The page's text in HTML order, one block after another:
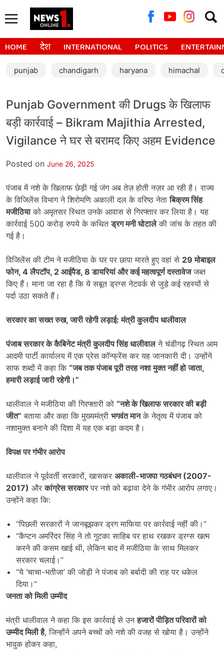
for:
HOME देश INTERNATIONAL POLITICS
punjab chandigarh haryana himachal
Punjab Government की Drugs के खिलाफ
बड़ी कार्रवाई – Bikram Majithia Arrested,
Vigilance ने घर से बरामद किए अहम Evidence
Posted on June 26, 2025
पंजाब में नशे के खिलाफ छेड़ी गई जंग अब तेज़ होती नज़र आ रही है। राज्य
के विजिलेंस विभाग ने शिरोमणि अकाली दल के वरिष्ठ नेताबिक्रम सिंह
मजीठियाको अमृतसर स्थित उनके आवास से गिरफ्तार कर लिया है। यह
कार्रवाई 500 करोड़ रुपये के कथितड्रग मनी घोटालेकी जांच के तहत की
गई है।
विजिलेंस की टीम ने मजीठिया के घर पर छापा मारते हुए वहां से 29मोबाइल
फोन, 4लैपटॉप, 2 आईपैड, 8डायरियां और कई महत्वपूर्ण दस्तावेजजब्त
किए हैं। माना जा रहा है कि ये सबूत ड्रग्स नेटवर्क से जुड़े कई रहस्यों से
पर्दा उठा सकते हैं।
सरकार का सख्त रुख,जारी रहेगी लड़ाई: मंत्री कुलदीप धालीवाल
पंजाब सरकार के कैबिनेट मंत्री कुलदीप सिंह धालीवालने चंडीगढ़ स्थित आम
आदमी पार्टी कार्यालय में एक प्रेस कॉन्फ्रेंस कर यह जानकारी दी। उन्होंने
साफ शब्दों में कहा कि “जब तक पंजाब पूरी तरह नशा मुक्त नहीं हो जाता,
हमारी लड़ाई जारी रहेगी।”
धालीवाल ने मजीठिया की गिरफ्तारी को “नशे के खिलाफ सरकार की बड़ी
जीत” बताया और कहा कि मुख्यमंत्री भगवंत मानके नेतृत्व में पंजाब को
नशामुक्त बनाने की दिशा में यह एक बड़ा कदम है।
विपक्ष पर गंभीर आरोप
धालीवाल ने पूर्ववर्ती सरकारों, खासकर अकाली-भाजपा गठबंधन (2007-
2017) औरकांग्रेस सरकारपर नशे को बढ़ावा देने के गंभीर आरोप लगाए।
उन्होंने कहा कि:
“पिछली सरकारों ने जानबूझकर ड्रग माफिया पर कार्रवाई नहीं की।”
“कैप्टन अमरिंदर सिंह ने तो गुटका साहिब पर हाथ रखकर ड्रग्स खत्म
करने की कसम खाई थी, लेकिन बाद में मजीठिया के साथ मिलकर
सरकार चलाई।”
“ये ‘चाचा-भतीजा’ की जोड़ी ने पंजाब को बर्बादी की राह पर धकेल
दिया।”
जनता को मिली उम्मीद
मंत्री धालीवाल ने कहा कि इस कार्रवाई से उनहजारों पीड़ित परिवारों को
उम्मीद मिली है, जिन्होंने अपने बच्चों को नशे की वजह से खोया है। उन्होंने
भावुक होकर कहा,